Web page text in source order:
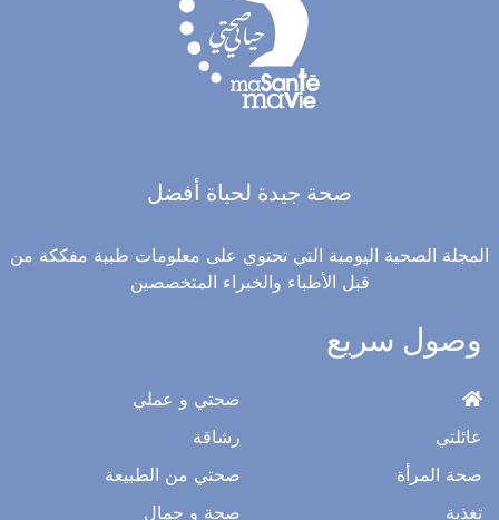
صحة جيدة لحياة أفضل
المجلة الصحية اليومية التي تحتوي على معلومات طبية مفككة من
قبل الأطباء والخبراء المتخصصين
وصول سريع
عائلتي
صحة المرأة
تغذية
صحتي و عملي
رشاقة
صحتي من الطبيعة
صحة و جمال